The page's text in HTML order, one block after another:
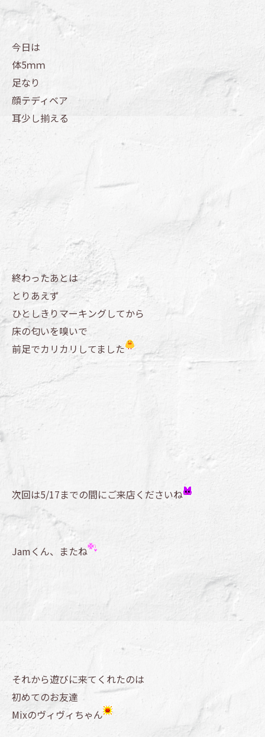
今日は
体5ｍｍ
足なり
顔テディベア
耳少し揃える
終わったあとは
とりあえず
ひとしきりマーキングしてから
床の匂いを嗅いで
前足でカリカリしてました
次回は5/17までの間にご来店くださいね
Jamくん、またね
それから遊びに来てくれたのは
初めてのお友達
Mixのヴィヴィちゃん